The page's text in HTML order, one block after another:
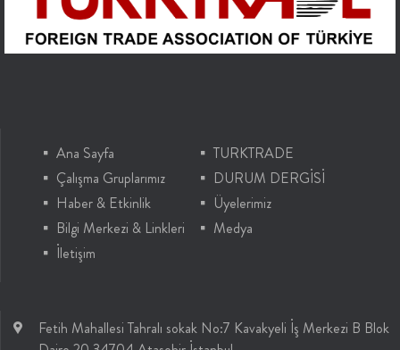
Ana Sayfa
TURKTRADE
Çalışma Gruplarımız
DURUM DERGİSİ
Haber & Etkinlik
Üyelerimiz
Bilgi Merkezi & Linkleri
Medya
İletişim
Fetih Mahallesi Tahralı sokak No:7 Kavakyeli İş Merkezi B Blok